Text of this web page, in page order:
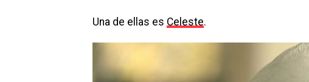
Una de ellas es Celeste.